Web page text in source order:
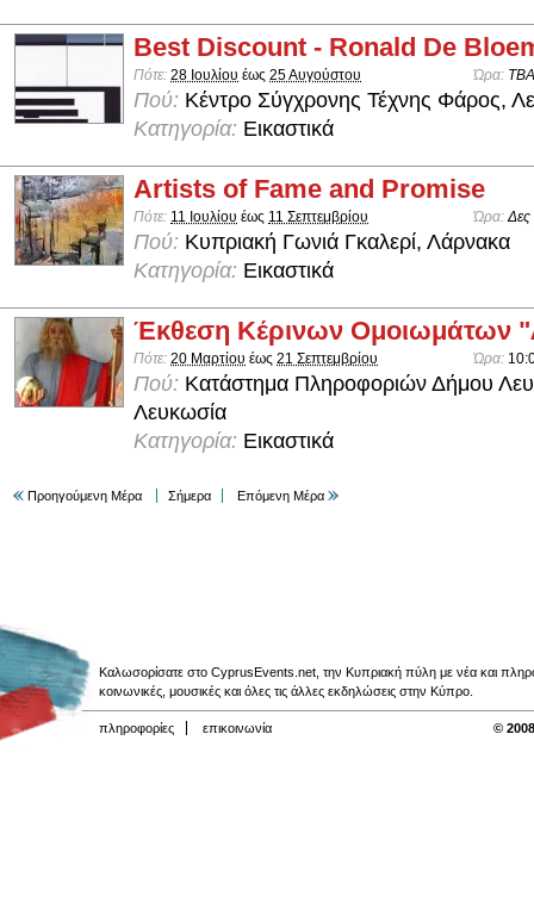
Best Discount - Ronald De
Πότε: 28 Ιουλίου έως 25 Αυγούστου Ώρα: TBA
Πού: Κέντρο Σύγχρονης Τέχνης Φάρος,
Κατηγορία: Εικαστικά
Artists of Fame and Promise
Πότε: 11 Ιουλίου έως 11 Σεπτεμβρίου Ώρα: Δες
Πού: Κυπριακή Γωνιά Γκαλερί, Λάρνακα
Κατηγορία: Εικαστικά
Έκθεση Κέρινων Ομοιωμάτων
Πότε: 20 Μαρτίου έως 21 Σεπτεμβρίου Ώρα:
Πού: Κατάστημα Πληροφοριών Δήμου
Λευκωσία
Κατηγορία: Εικαστικά
Προηγούμενη Μέρα Σήμερα Επόμενη Μέρα
Καλωσορίσατε στο CyprusEvents.net, την Κυπριακή πύλη με νέα και
κοινωνικές, μουσικές και όλες τις άλλες εκδηλώσεις στην Κύπρο.
πληροφορίες επικοινωνία ©